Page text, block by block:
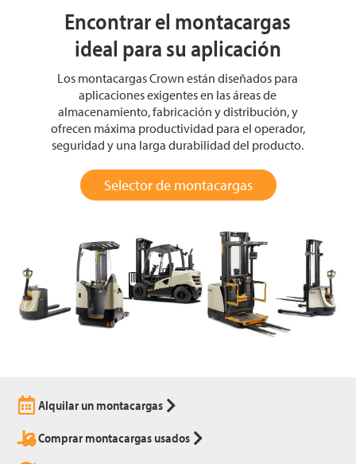
Encontrar el montacargas
ideal para su aplicación
Los montacargas Crown están diseñados para
aplicaciones exigentes en las áreas de
almacenamiento, fabricación y distribución, y
ofrecen máxima productividad para el operador,
seguridad y una larga durabilidad del producto.
Selector de montacargas
Alquilar un montacargas
Comprar montacargas usados